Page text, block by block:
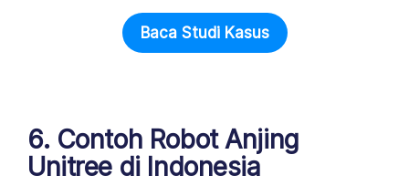
Baca Studi Kasus
6. Contoh Robot Anjing
Unitree di Indonesia